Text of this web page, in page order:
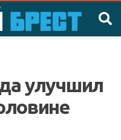
улучшил